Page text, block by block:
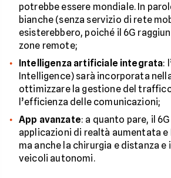
potrebbe essere mondiale. In
bianche (senza servizio di rete
esisterebbero, poiché il 6G
zone remote;
Intelligenza artificiale integrata:
Intelligence) sarà incorporata
ottimizzare la gestione del
l’efficienza delle comunicazioni;
App avanzate: a quanto pare, il
applicazioni di realtà aumentata e
ma anche la chirurgia e distanza
veicoli autonomi.